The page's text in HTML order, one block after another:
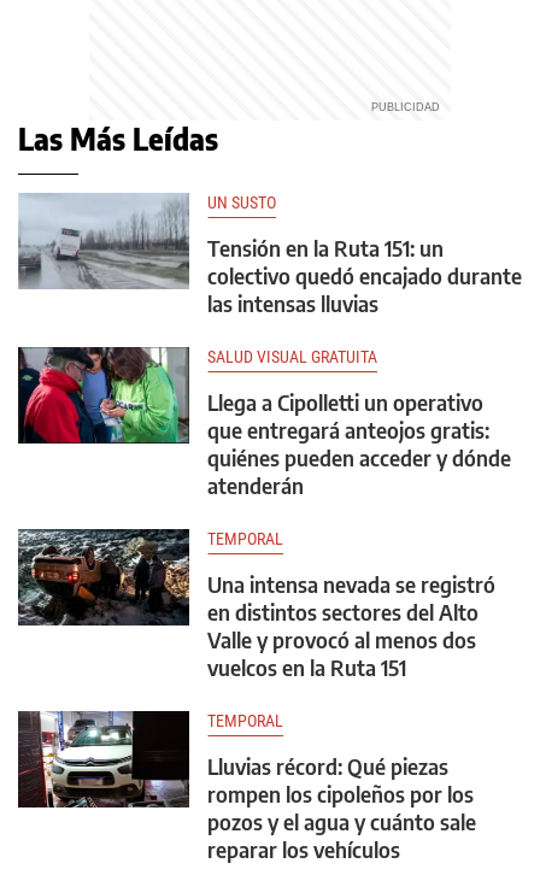
Las Más Leídas
UN SUSTO
Tensión en la Ruta 151: un
colectivo quedó encajado durante
las intensas lluvias
SALUD VISUAL GRATUITA
Llega a Cipolletti un operativo
que entregará anteojos gratis:
quiénes pueden acceder y dónde
atenderán
TEMPORAL
Una intensa nevada se registró
en distintos sectores del Alto
Valle y provocó al menos dos
vuelcos en la Ruta 151
TEMPORAL
Lluvias récord: Qué piezas
rompen los cipoleños por los
pozos y el agua y cuánto sale
reparar los vehículos